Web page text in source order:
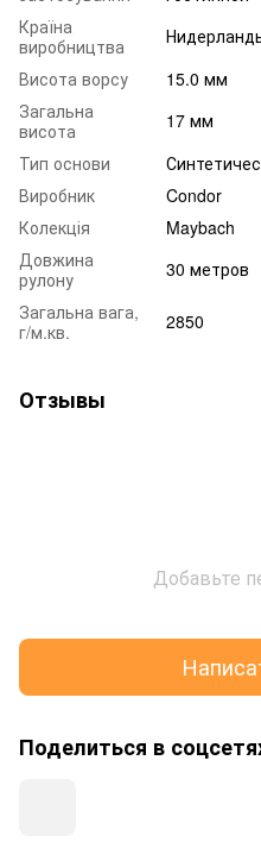
Країна
виробництва
Висота ворсу
15.0 мм
Загальна
висота
17 мм
Тип основи
Виробник
Condor
Колекція
Maybach
Довжина
рулону
30 метров
Загальна вага,
г/м.кв.
2850
Отзывы
Добавьте
Поделиться в